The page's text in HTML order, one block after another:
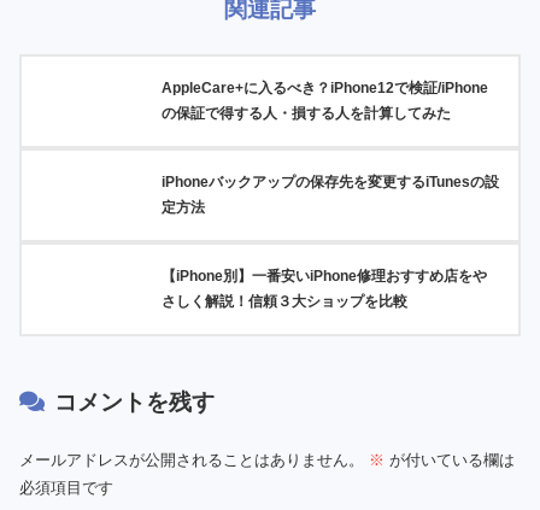
関連記事
AppleCare+に入るべき？iPhone12で検証/iPhone
の保証で得する人・損する人を計算してみた
iPhoneバックアップの保存先を変更するiTunesの設
定方法
【iPhone別】一番安いiPhone修理おすすめ店をや
さしく解説！信頼３大ショップを比較
コメントを残す
メールアドレスが公開されることはありません。 ※ が付いている欄は
必須項目です